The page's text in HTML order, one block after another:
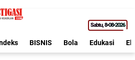
Sabtu 8•08•2026
BISNIS Bola Edukasi